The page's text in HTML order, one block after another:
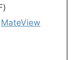
MateView